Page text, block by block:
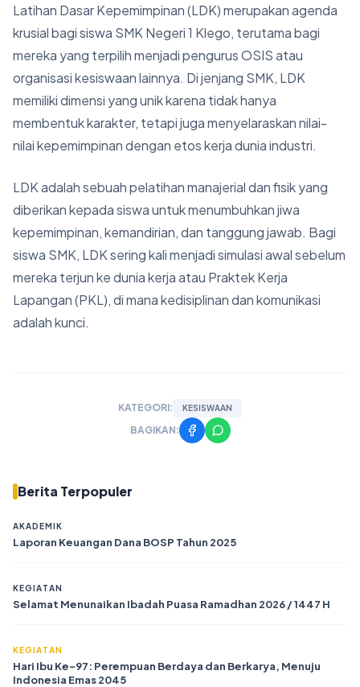
Latihan Dasar Kepemimpinan (LDK) merupakan agenda
krusial bagi siswa SMK Negeri 1 Klego, terutama bagi
mereka yang terpilih menjadi pengurus OSIS atau
organisasi kesiswaan lainnya. Di jenjang SMK, LDK
memiliki dimensi yang unik karena tidak hanya
membentuk karakter, tetapi juga menyelaraskan nilai-
nilai kepemimpinan dengan etos kerja dunia industri.
LDK adalah sebuah pelatihan manajerial dan fisik yang
diberikan kepada siswa untuk menumbuhkan jiwa
kepemimpinan, kemandirian, dan tanggung jawab. Bagi
siswa SMK, LDK sering kali menjadi simulasi awal sebelum
mereka terjun ke dunia kerja atau Praktek Kerja
Lapangan (PKL), di mana kedisiplinan dan komunikasi
adalah kunci.
KATEGORI: KESISWAAN
BAGIKAN:
Berita Terpopuler
AKADEMIK
Laporan Keuangan Dana BOSP Tahun 2025
KEGIATAN
Selamat Menunaikan Ibadah Puasa Ramadhan 2026 / 1447 H
KEGIATAN
Hari Ibu Ke-97: Perempuan Berdaya dan Berkarya, Menuju
Indonesia Emas 2045